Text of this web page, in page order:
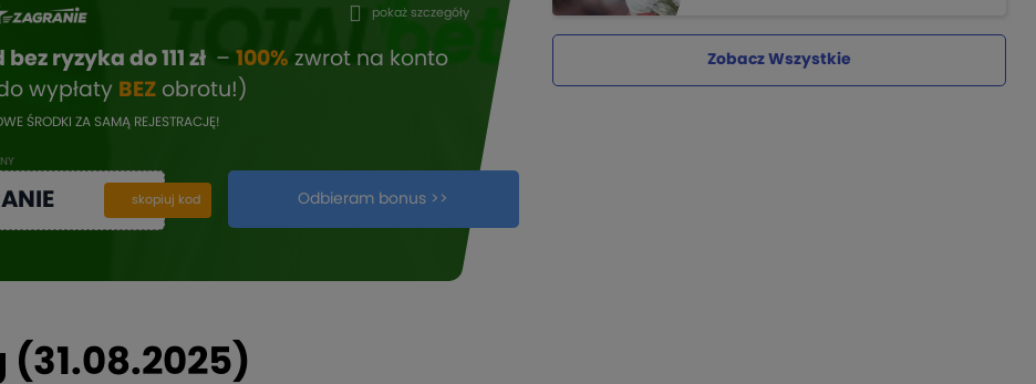
bez ryzyka do 111 zł –100% zwrot na konto
wypłaty BEZ obrotu!)
ŚRODKI ZA SAMĄ REJESTRACJĘ!
kopiuj
skopiuj kod Odbieram bonus >>
pokaż szczegóły
(31.08.2025)
Zobacz Wszystkie